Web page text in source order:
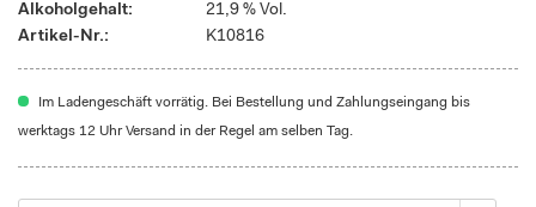
Alkoholgehalt:
21,9 % Vol.
Artikel-Nr.:
K10816
Im Ladengeschäft vorrätig. Bei Bestellung und Zahlungseingang bis
werktags 12 Uhr Versand in der Regel am selben Tag.